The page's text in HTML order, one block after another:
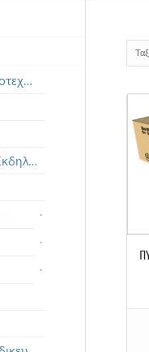
Δυναμιτάκια – Παιδικά Πυροτεχνήματα
Πυροτεχνήματα Γάμου και Εκδηλώσεων